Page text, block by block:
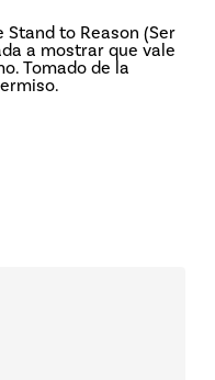
Stand to Reason (Ser
a mostrar que vale
Tomado de la